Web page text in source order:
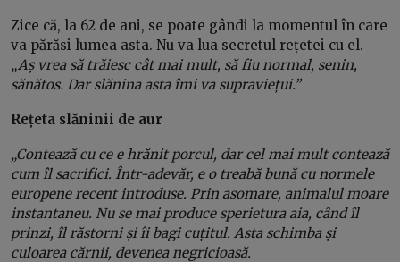
Zice că, la 62 de ani, se poate gândi la momentul în care
va părăsi lumea asta. Nu va lua secretul rețetei cu el.
„Aș vrea să trăiesc cât mai mult, să fiu normal, senin,
sănătos. Dar slănina asta îmi va supraviețui.”
Rețeta slăninii de aur
„Contează cu ce e hrănit porcul, dar cel mai mult contează
cum îl sacrifici. Într-adevăr, e o treabă bună cu normele
europene recent introduse. Prin asomare, animalul moare
instantaneu. Nu se mai produce sperietura aia, când îl
prinzi, îl răstorni și îi bagi cuțitul. Asta schimba și
culoarea cărnii, devenea negricioasă.